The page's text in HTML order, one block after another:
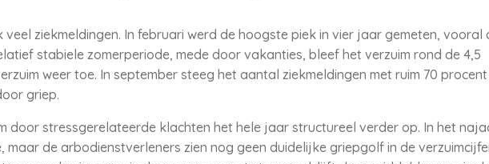
ziekmeldingen. In februari werd de hoogste piek in vier jaar gemeten, vooral
stabiele zomerperiode, mede door vakanties, bleef het verzuim rond de 4,5
weer toe. In september steeg het aantal ziekmeldingen met ruim 70
griep.
door stressgerelateerde klachten het hele jaar structureel verder op. In het
maar de arbodienstverleners zien nog geen duidelijke griepgolf in de